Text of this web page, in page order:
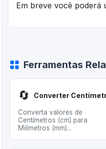
Em breve você poderá
Ferramentas
🔄
Converta valores de
Centímetros (cm) para
Milímetros (mm)...